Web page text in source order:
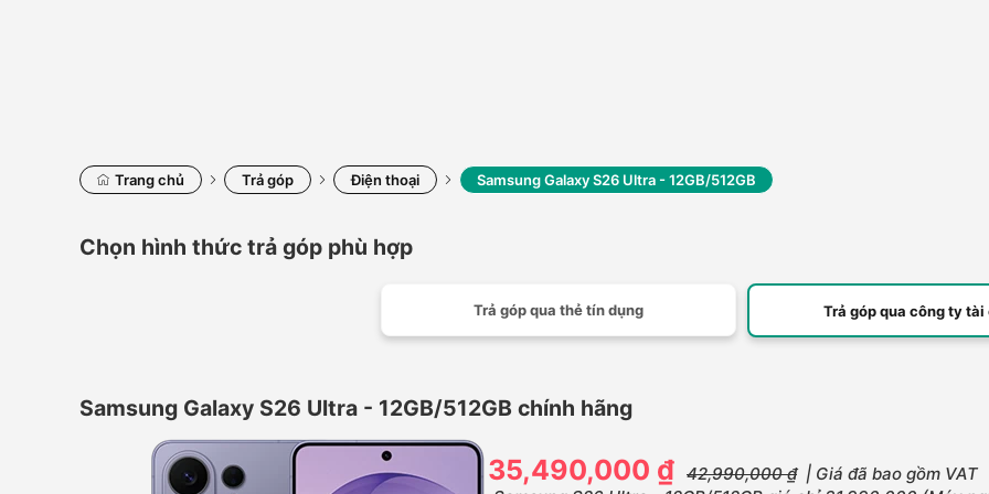
Trang chủ Trả góp Điện thoại Samsung Galaxy S26 Ultra - 12GB/512GB
Chọn hình thức trả góp phù hợp
Trả góp qua thẻ tín dụng Trả góp qua công ty tài
Samsung Galaxy S26 Ultra - 12GB/512GB chính hãng
35,490,000 ₫ 42,990,000 ₫ | Giá đã bao gồm VAT